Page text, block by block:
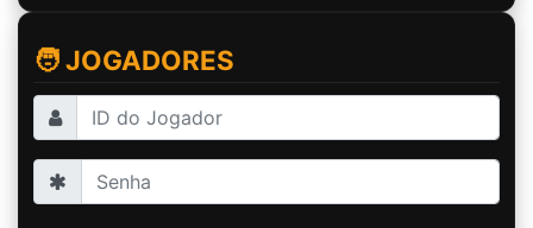
🧑 JOGADORES